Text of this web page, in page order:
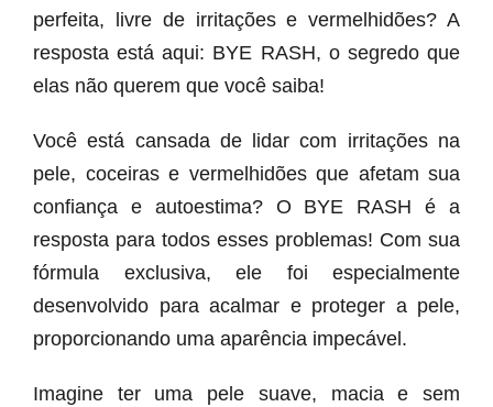
perfeita, livre de irritações e vermelhidões? A
resposta está aqui: BYE RASH, o segredo que
elas não querem que você saiba!
Você está cansada de lidar com irritações na
pele, coceiras e vermelhidões que afetam sua
confiança e autoestima? O BYE RASH é a
resposta para todos esses problemas! Com sua
fórmula exclusiva, ele foi especialmente
desenvolvido para acalmar e proteger a pele,
proporcionando uma aparência impecável.
Imagine ter uma pele suave, macia e sem